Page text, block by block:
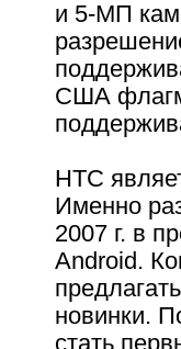
и 5-МП
США
HTC
Именно
2007 г. в
Android.
новинки.
стать